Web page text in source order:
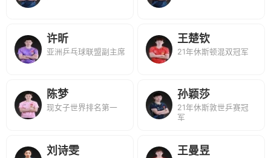
许昕
亚洲乒乓球联盟副主席
王楚钦
21年休斯顿混双冠军
陈梦
现女子世界排名第一
孙颖莎
21年休斯敦世乒赛冠
军
刘诗雯 王曼昱